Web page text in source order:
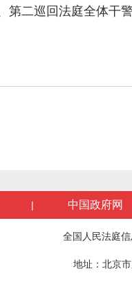
第二巡回法庭全体干
| 中国政府网
全国人民法庭
地址：北京